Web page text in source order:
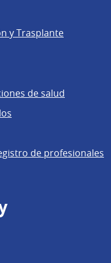
y Trasplante
de salud
de profesionales